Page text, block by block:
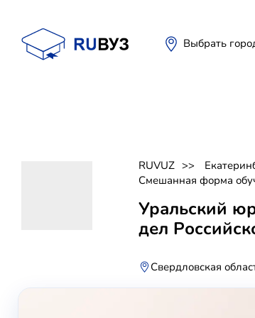
Выбрать
RUVUZ
Смешанная форма
Уральский
дел
Свердловская